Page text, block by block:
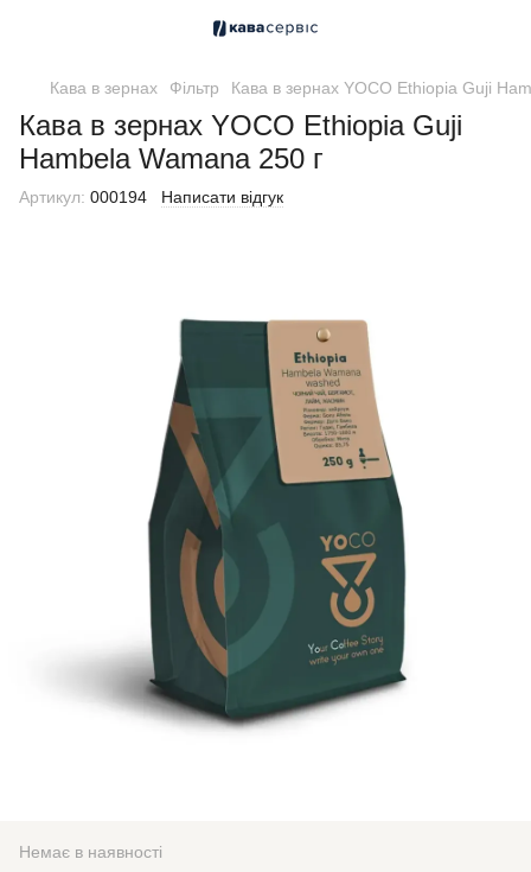
Кава в зернах Фільтр Кава в зернах YOCO Ethiopia Guji
Кава в зернах YOCO Ethiopia Guji
Hambela Wamana 250 г
Артикул: 000194 Написати відгук
Немає в наявності